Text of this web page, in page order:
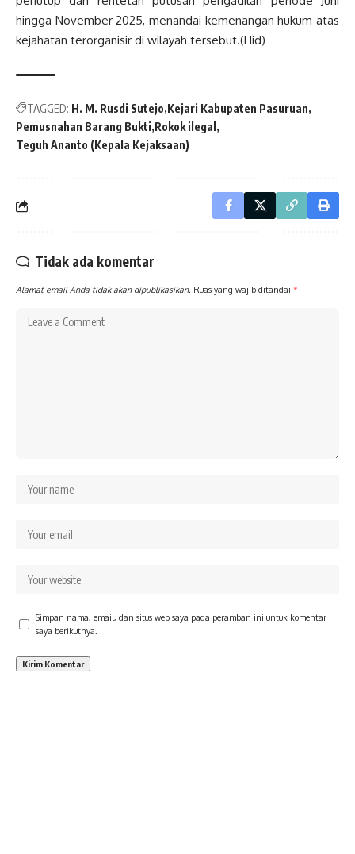
hingga November 2025, menandai kemenangan hukum atas
kejahatan terorganisir di wilayah tersebut.(Hid)
TAGGED: H. M. Rusdi Sutejo Kejari Kabupaten Pasuruan
Pemusnahan Barang Bukti Rokok ilegal
Teguh Ananto (Kepala Kejaksaan)
Tidak ada komentar
Alamat email Anda tidak akan dipublikasikan. Ruas yang wajib ditandai *
Simpan nama, email, dan situs web saya pada peramban ini untuk komentar
saya berikutnya.